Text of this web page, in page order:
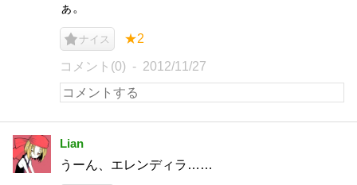
ぁ。
ナイス ★2
コメント(0) 2012/11/27
Lian
うーん、エレンディラ……